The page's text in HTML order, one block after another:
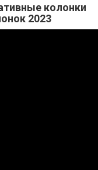
колонки
2023